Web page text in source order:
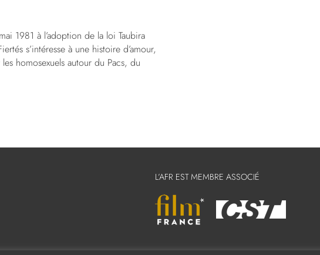
1981 à l’adoption de la loi Taubira
s’intéresse à une histoire d’amour,
homosexuels autour du Pacs, du
L’AFR EST MEMBRE ASSOCIÉ